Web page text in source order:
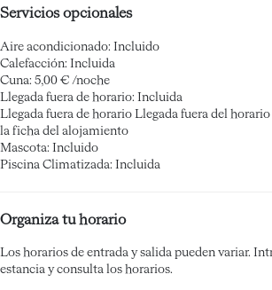
Servicios opcionales
Aire acondicionado: Incluido
Calefacción: Incluida
Cuna: 5,00 € /noche
Llegada fuera de horario: Incluida
Llegada fuera de horario Llegada fuera del
la ficha del alojamiento
Mascota: Incluido
Piscina Climatizada: Incluida
Organiza tu horario
Los horarios de entrada y salida pueden variar.
estancia y consulta los horarios.